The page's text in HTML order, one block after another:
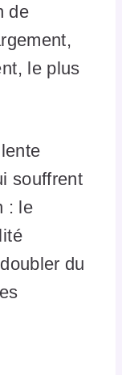
de
le plus
souffrent
: le
du